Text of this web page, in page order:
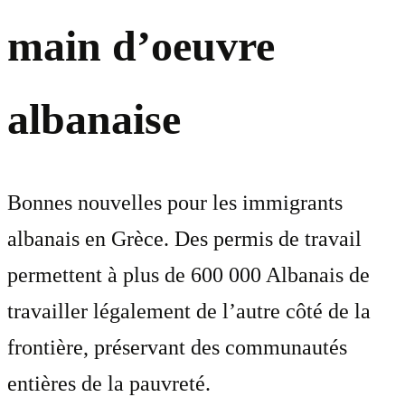
main d’oeuvre
albanaise
Bonnes nouvelles pour les immigrants
albanais en Grèce. Des permis de travail
permettent à plus de 600 000 Albanais de
travailler légalement de l’autre côté de la
frontière, préservant des communautés
entières de la pauvreté.